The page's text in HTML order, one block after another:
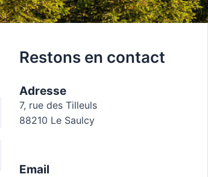
Restons en contact
Adresse
7, rue des Tilleuls
88210 Le Saulcy
Email